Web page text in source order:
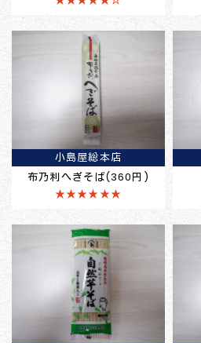
小島屋総本店
布乃利へぎそば(360円)
★★★★★★